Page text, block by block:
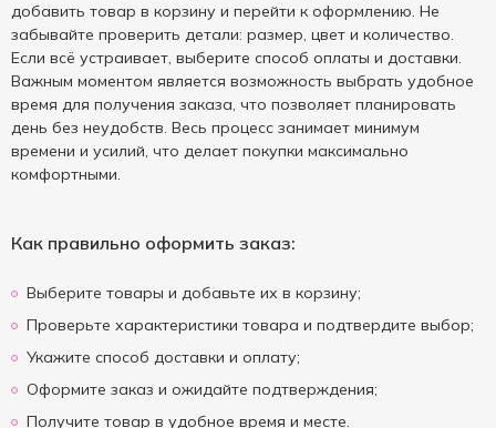
добавить товар в корзину и перейти к оформлению. Не
забывайте проверить детали: размер, цвет и количество.
Если всё устраивает, выберите способ оплаты и доставки.
Важным моментом является возможность выбрать удобное
время для получения заказа, что позволяет планировать
день без неудобств. Весь процесс занимает минимум
времени и усилий, что делает покупки максимально
комфортными.
Как правильно оформить заказ:
Выберите товары и добавьте их в корзину;
Проверьте характеристики товара и подтвердите выбор;
Укажите способ доставки и оплату;
Оформите заказ и ожидайте подтверждения;
Получите товар в удобное время и месте.